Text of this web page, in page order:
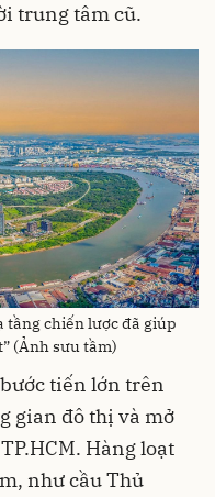
trung tâm cũ.
tầng chiến lược đã giúp
(Ảnh sưu tầm)
tiến lớn trên
gian đô thị và mở
Hàng loạt
như cầu Thủ